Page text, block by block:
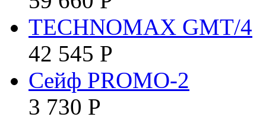
TECHNOMAX GMT/4
42 545 Р
Сейф PROMO-2
3 730 Р